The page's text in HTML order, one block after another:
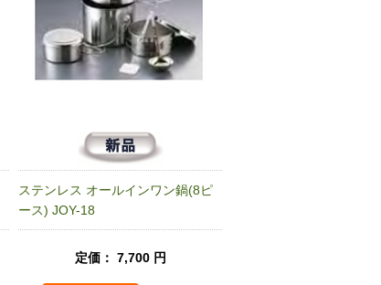
ステンレス オールインワン鍋(8ピ
ース) JOY-18
定価： 7,700 円